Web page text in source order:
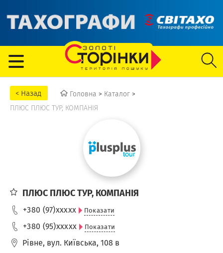
Головна > Каталог >
ПЛЮС ПЛЮС ТУР, КОМПАНІЯ
ПЛЮС ПЛЮС ТУР, КОМПАНІЯ
+380 (97)xxxxx Показати
+380 (95)xxxxx Показати
Рівне, вул. Київська, 108 в